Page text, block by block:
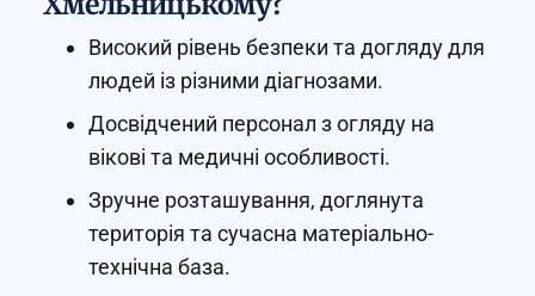
Високий рівень безпеки та догляду для
людей із різними діагнозами.
Досвідчений персонал з огляду на
вікові та медичні особливості.
Зручне розташування, доглянута
територія та сучасна матеріально-
технічна база.